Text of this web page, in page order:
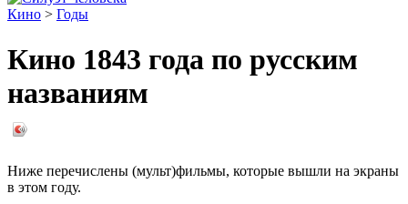
Кино > Годы
Кино 1843 года по русским
названиям
Ниже перечислены (мульт)фильмы, которые вышли на экраны
в этом году.